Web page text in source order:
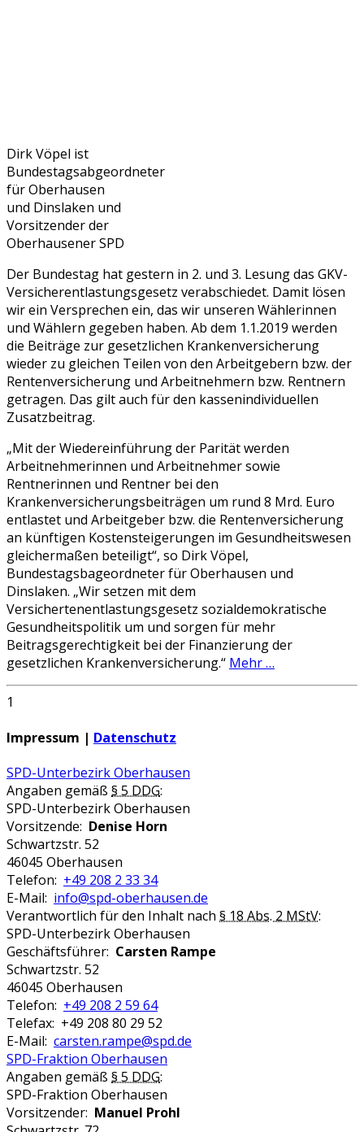
Dirk Vöpel ist
Bundestagsabgeordneter
für Oberhausen
und Dinslaken und
Vorsitzender der
Oberhausener SPD
Der Bundestag hat gestern in 2. und 3. Lesung das GKV-
Versicherentlastungsgesetz verabschiedet. Damit lösen
wir ein Versprechen ein, das wir unseren Wählerinnen
und Wählern gegeben haben. Ab dem 1.1.2019 werden
die Beiträge zur gesetzlichen Krankenversicherung
wieder zu gleichen Teilen von den Arbeitgebern bzw. der
Rentenversicherung und Arbeitnehmern bzw. Rentnern
getragen. Das gilt auch für den kassenindividuellen
Zusatzbeitrag.
„Mit der Wiedereinführung der Parität werden
Arbeitnehmerinnen und Arbeitnehmer sowie
Rentnerinnen und Rentner bei den
Krankenversicherungsbeiträgen um rund 8 Mrd. Euro
entlastet und Arbeitgeber bzw. die Rentenversicherung
an künftigen Kostensteigerungen im Gesundheitswesen
gleichermaßen beteiligt“, so Dirk Vöpel,
Bundestagsbageordneter für Oberhausen und
Dinslaken. „Wir setzen mit dem
Versichertenentlastungsgesetz sozialdemokratische
Gesundheitspolitik um und sorgen für mehr
Beitragsgerechtigkeit bei der Finanzierung der
gesetzlichen Krankenversicherung.“ Mehr …
1
Impressum | Datenschutz
SPD-Unterbezirk Oberhausen
Angaben gemäß § 5 DDG:
SPD-Unterbezirk Oberhausen
Vorsitzende: Denise Horn
Schwartzstr. 52
46045 Oberhausen
Telefon: +49 208 2 33 34
E-Mail: info@spd-oberhausen.de
Verantwortlich für den Inhalt nach § 18 Abs. 2 MStV:
SPD-Unterbezirk Oberhausen
Geschäftsführer: Carsten Rampe
Schwartzstr. 52
46045 Oberhausen
Telefon: +49 208 2 59 64
Telefax: +49 208 80 29 52
E-Mail: carsten.rampe@spd.de
SPD-Fraktion Oberhausen
Angaben gemäß § 5 DDG:
SPD-Fraktion Oberhausen
Vorsitzender: Manuel Prohl